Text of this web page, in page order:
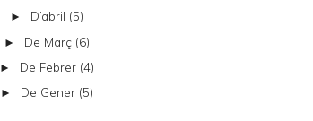
► D’abril (5)
► De Març (6)
► De Febrer (4)
► De Gener (5)